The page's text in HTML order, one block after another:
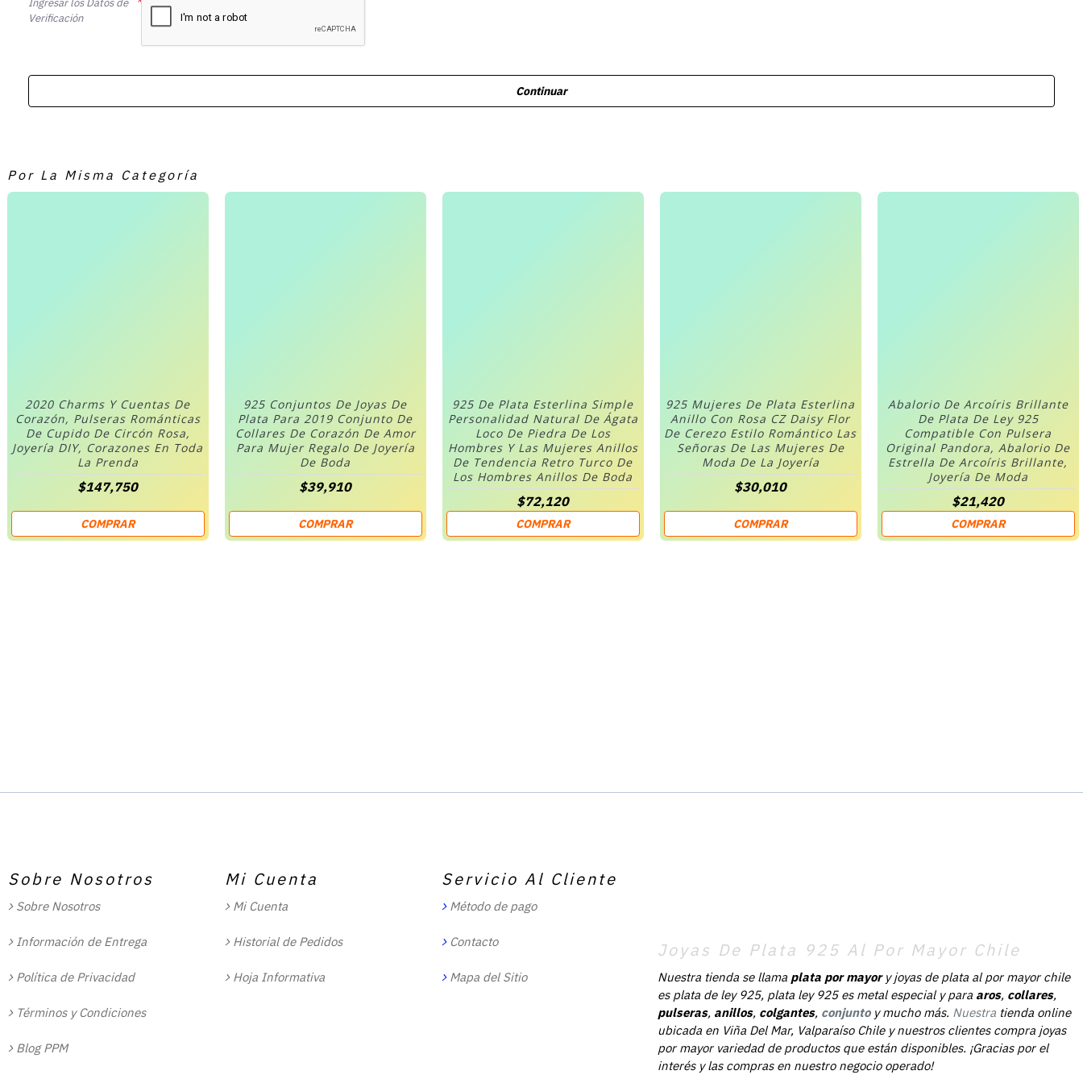
Ingresar los Datos de
Verificación
Continuar
Por La Misma Categoría
2020 Charms Y Cuentas De
Corazón, Pulseras Románticas
De Cupido De Circón Rosa,
Joyería DIY, Corazones En Toda
La Prenda
$147,750
COMPRAR
925 Conjuntos De Joyas De
Plata Para 2019 Conjunto De
Collares De Corazón De Amor
Para Mujer Regalo De Joyería
De Boda
$39,910
COMPRAR
925 De Plata Esterlina Simple
Personalidad Natural De Ágata
Loco De Piedra De Los
Hombres Y Las Mujeres Anillos
De Tendencia Retro Turco De
Los Hombres Anillos De Boda
$72,120
COMPRAR
925 Mujeres De Plata Esterlina
Anillo Con Rosa CZ Daisy Flor
De Cerezo Estilo Romántico Las
Señoras De Las Mujeres De
Moda De La Joyería
$30,010
COMPRAR
Abalorio De Arcoíris Brillante
De Plata De Ley 925
Compatible Con Pulsera
Original Pandora, Abalorio De
Estrella De Arcoíris Brillante,
Joyería De Moda
$21,420
COMPRAR
Sobre Nosotros
Sobre Nosotros
Información de Entrega
Política de Privacidad
Términos y Condiciones
Blog PPM
Mi Cuenta
Mi Cuenta
Historial de Pedidos
Hoja Informativa
Servicio Al Cliente
Método de pago
Contacto
Mapa del Sitio
Joyas De Plata 925 Al Por Mayor Chile
Nuestra tienda se llama plata por mayory joyas de plata al por mayor chile
es plata de ley 925, plata ley 925 es metal especial y para aros, collares,
pulseras, anillos, colgantes, conjunto y mucho más. Nuestra tienda online
ubicada en Viña Del Mar, Valparaíso Chile y nuestros clientes compra joyas
por mayor variedad de productos que están disponibles. ¡Gracias por el
interés y las compras en nuestro negocio operado!